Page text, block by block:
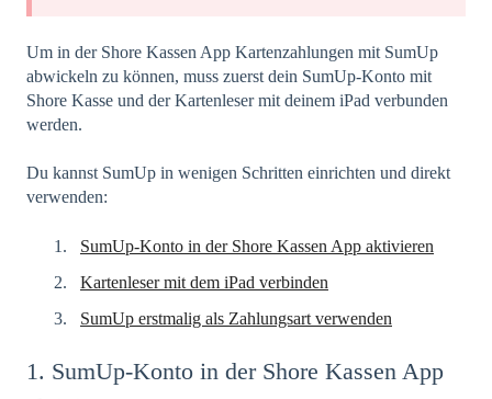
Um in der Shore Kassen App Kartenzahlungen mit SumUp
abwickeln zu können, muss zuerst dein SumUp-Konto mit
Shore Kasse und der Kartenleser mit deinem iPad verbunden
werden.
Du kannst SumUp in wenigen Schritten einrichten und direkt
verwenden:
SumUp-Konto in der Shore Kassen App aktivieren
Kartenleser mit dem iPad verbinden
SumUp erstmalig als Zahlungsart verwenden
1. SumUp-Konto in der Shore Kassen App